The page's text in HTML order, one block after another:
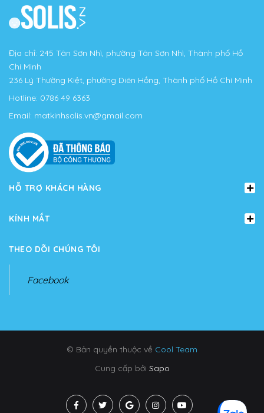
Địa chỉ: 245 Tân Sơn Nhì, phường Tân Sơn Nhì, Thành phố Hồ
Chí Minh
236 Lý Thường Kiệt, phường Diên Hồng, Thành phố Hồ Chí Minh
Hotline: 0786 49 6363
Email: matkinhsolis.vn@gmail.com
HỖ TRỢ KHÁCH HÀNG
KÍNH MẮT
THEO DÕI CHÚNG TÔI
Facebook
© Bản quyền thuộc về Cool Team
Cung cấp bởi Sapo